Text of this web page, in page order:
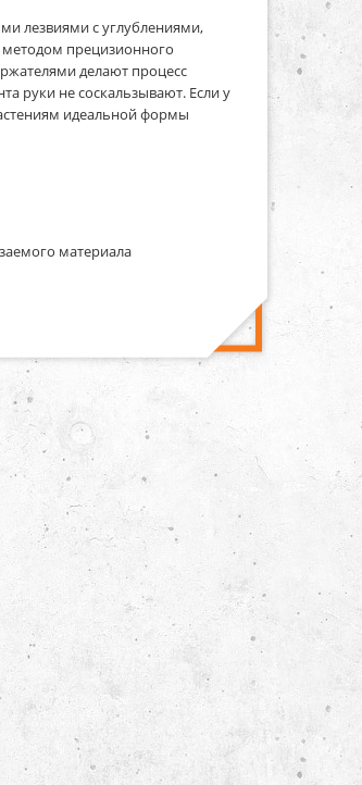
лезвиями с углублениями,
прецизионного
делают процесс
руки не соскальзывают. Если у
идеальной формы
материала